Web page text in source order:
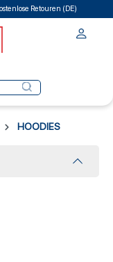
Retouren (DE)
HOODIES